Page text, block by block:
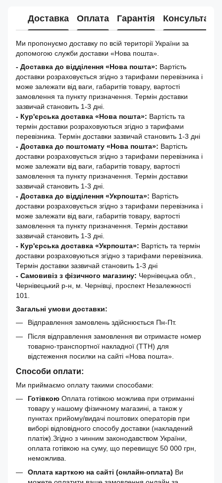
Доставка Оплата Гарантія Консультація
Ми пропонуємо доставку по всій території України за
допомогою служби доставки «Нова пошта».
- Доставка до відділення «Нова пошта»: Вартість
доставки розраховується згідно з тарифами перевізника і
може залежати від ваги, габаритів товару, вартості
замовлення та пункту призначення. Термін доставки
зазвичай становить 1-3 дні.
- Кур'єрська доставка «Нова пошта»: Вартість та
термін доставки розраховуються згідно з тарифами
перевізника. Термін доставки зазвичай становить 1-3 дні
- Доставка до поштомату «Нова пошта»: Вартість
доставки розраховується згідно з тарифами перевізника і
може залежати від ваги, габаритів товару, вартості
замовлення та пункту призначення. Термін доставки
зазвичай становить 1-3 дні.
- Доставка до відділення «Укрпошта»: Вартість
доставки розраховується згідно з тарифами перевізника і
може залежати від ваги, габаритів товару, вартості
замовлення та пункту призначення. Термін доставки
зазвичай становить 1-3 дні.
- Кур'єрська доставка «Укрпошта»: Вартість та термін
доставки розраховуються згідно з тарифами перевізника.
Термін доставки зазвичай становить 1-3 дні
- Самовивіз з фізичного магазину: Чернівецька обл.,
Чернівецький р-н, м. Чернівці, проспект Незалежності
101.
Загальні умови доставки:
Відправлення замовлень здійснюється Пн-Пт.
Після відправлення замовлення ви отримаєте номер
товарно-транспортної накладної (ТТН) для
відстеження посилки на сайті «Нова пошта».
Способи оплати:
Ми приймаємо оплату такими способами:
Готівкою Оплата готівкою можлива при отриманні
товару у нашому фізичному магазині, а також у
пунктах прийому/видачі поштових операторів при
виборі відповідного способу доставки (накладений
платіж).Згідно з чинним законодавством України,
оплата готівкою на суму, що перевищує 50 000 грн,
неможлива.
Оплата карткою на сайті (онлайн-оплата) Ви